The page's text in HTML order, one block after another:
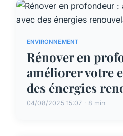
ENVIRONNEMENT
Rénover en
améliorer votre
des énergies
04/08/2025 15:07 · 8 min